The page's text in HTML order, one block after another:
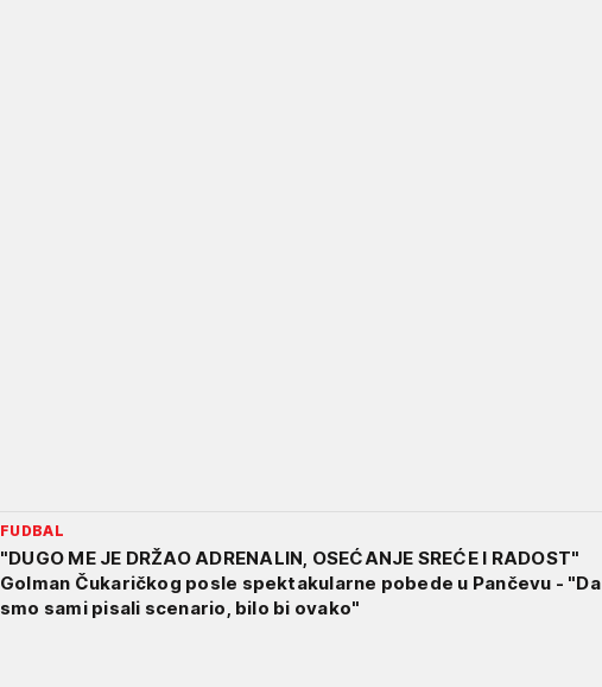
FUDBAL
"DUGO ME JE DRŽAO ADRENALIN, OSEĆANJE SREĆE I RADOST"
Golman Čukaričkog posle spektakularne pobede u Pančevu - "Da
smo sami pisali scenario, bilo bi ovako"